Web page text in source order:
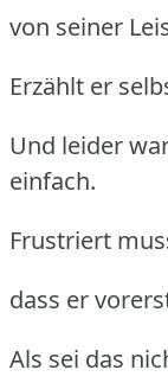
von seiner
Erzählt er
Und leider
einfach.
Frustriert
dass er
Als sei das